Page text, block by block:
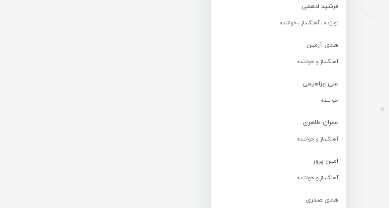
فرشید ادهمی
نوازنده ، آهنگساز ، خواننده
هادی آرمین
آهنگساز و خواننده
علی ابراهیمی
خواننده
عمران طاهری
آهنگساز و خواننده
امین پرور
آهنگساز و خواننده
هادی صدری